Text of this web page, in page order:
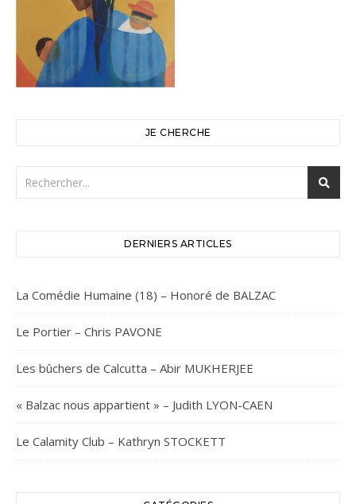
JE CHERCHE
DERNIERS ARTICLES
La Comédie Humaine (18) – Honoré de BALZAC
Le Portier – Chris PAVONE
Les bûchers de Calcutta – Abir MUKHERJEE
« Balzac nous appartient » – Judith LYON-CAEN
Le Calamity Club – Kathryn STOCKETT